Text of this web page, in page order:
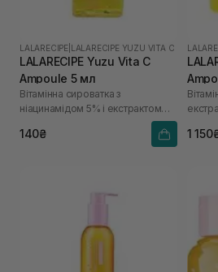
LALARECIPE LALARECIPE YUZU VITA C
LALARECIPE Yuzu Vita C
Ampoule 5 мл
Вітамінна сироватка з
ніацинамідом 5% і екстрактом
140₴ 1